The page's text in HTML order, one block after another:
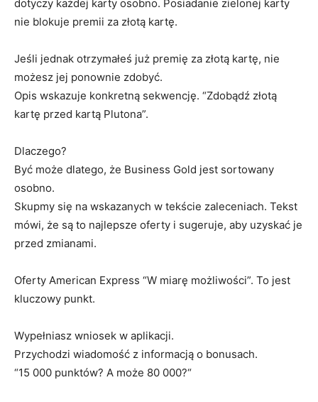
dotyczy każdej karty osobno. Posiadanie zielonej karty
nie blokuje premii za złotą kartę.
Jeśli jednak otrzymałeś już premię za złotą kartę, nie
możesz jej ponownie zdobyć.
Opis wskazuje konkretną sekwencję. “Zdobądź złotą
kartę przed kartą Plutona”.
Dlaczego?
Być może dlatego, że Business Gold jest sortowany
osobno.
Skupmy się na wskazanych w tekście zaleceniach. Tekst
mówi, że są to najlepsze oferty i sugeruje, aby uzyskać je
przed zmianami.
Oferty American Express “W miarę możliwości”. To jest
kluczowy punkt.
Wypełniasz wniosek w aplikacji.
Przychodzi wiadomość z informacją o bonusach.
“15 000 punktów? A może 80 000?“